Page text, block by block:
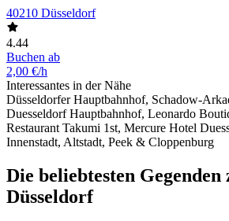
40210 Düsseldorf
4.44
Buchen ab
2,00 €/h
Interessantes in der Nähe
Düsseldorfer Hauptbahnhof, Schadow-
Duesseldorf Hauptbahnhof, Leonardo
Restaurant Takumi 1st, Mercure Hotel
Innenstadt, Altstadt, Peek & Cloppenburg
Die beliebtesten
Düsseldorf